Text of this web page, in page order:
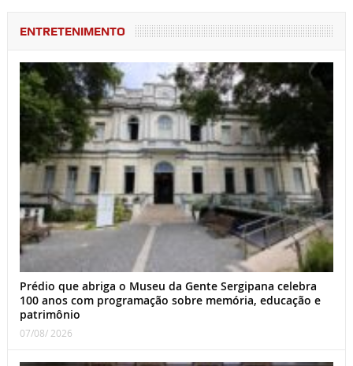
ENTRETENIMENTO
Prédio que abriga o Museu da Gente Sergipana celebra
100 anos com programação sobre memória, educação e
patrimônio
07/08/ 2026